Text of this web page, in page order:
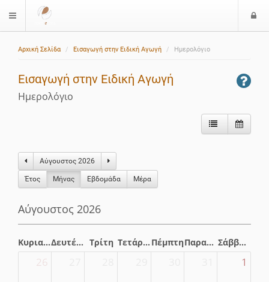
$langMenu
Αρχική Σελίδα Εισαγωγή στην Ειδική Αγωγή Ημερολόγιο
Εισαγωγή στην Ειδική Αγωγή
Ημερολόγιο
Αύγουστος 2026
Έτος Μήνας Eβδομάδα Μέρα
Αύγουστος 2026
Κυριακή Δευτέρα Τρίτη Τετάρτη Πέμπτη Παρασκευή Σάββατο
26 1